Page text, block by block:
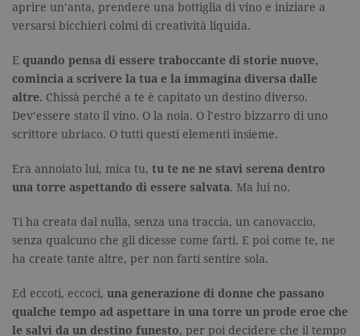
aprire un’anta, prendere una bottiglia di vino e iniziare a
versarsi bicchieri colmi di creatività liquida.
E quando pensa di essere traboccante di storie nuove,
comincia a scrivere la tua e la immagina diversa dalle
altre. Chissà perché a te è capitato un destino diverso.
Dev’essere stato il vino. O la noia. O l’estro bizzarro di uno
scrittore ubriaco. O tutti questi elementi insieme.
Era annoiato lui, mica tu, tu te ne ne stavi serena dentro
una torre aspettando di essere salvata. Ma lui no.
Ti ha creata dal nulla, senza una traccia, un canovaccio,
senza qualcuno che gli dicesse come farti. E poi come te, ne
ha create tante altre, per non farti sentire sola.
Ed eccoti, eccoci, una generazione di donne che passano
qualche tempo ad aspettare in una torre un prode eroe che
le salvi da un destino funesto, per poi decidere che il tempo